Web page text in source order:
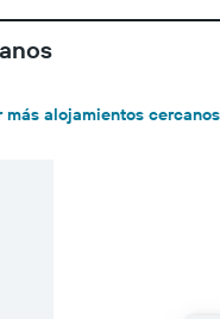
más alojamientos cercanos